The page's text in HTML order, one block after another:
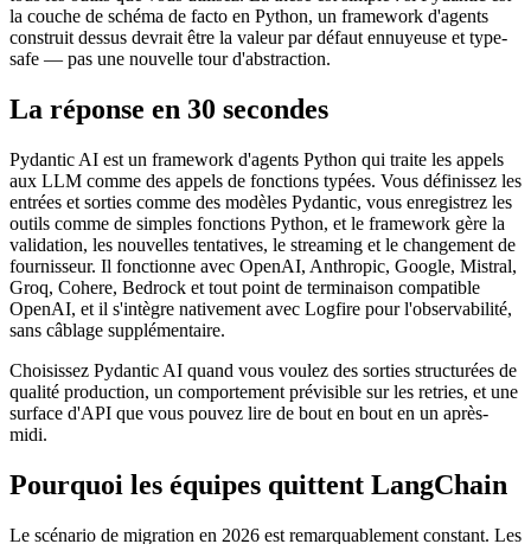
la couche de schéma de facto en Python, un framework d'agents
construit dessus devrait être la valeur par défaut ennuyeuse et type-
safe — pas une nouvelle tour d'abstraction.
La réponse en 30 secondes
Pydantic AI est un framework d'agents Python qui traite les appels
aux LLM comme des appels de fonctions typées. Vous définissez les
entrées et sorties comme des modèles Pydantic, vous enregistrez les
outils comme de simples fonctions Python, et le framework gère la
validation, les nouvelles tentatives, le streaming et le changement de
fournisseur. Il fonctionne avec OpenAI, Anthropic, Google, Mistral,
Groq, Cohere, Bedrock et tout point de terminaison compatible
OpenAI, et il s'intègre nativement avec Logfire pour l'observabilité,
sans câblage supplémentaire.
Choisissez Pydantic AI quand vous voulez des sorties structurées de
qualité production, un comportement prévisible sur les retries, et une
surface d'API que vous pouvez lire de bout en bout en un après-
midi.
Pourquoi les équipes quittent LangChain
Le scénario de migration en 2026 est remarquablement constant. Les